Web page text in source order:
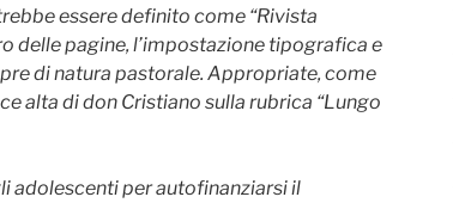
essere definito come “Rivista
delle pagine, l’impostazione tipografica e
di natura pastorale. Appropriate, come
alta di don Cristiano sulla rubrica “Lungo
adolescenti per autofinanziarsi il